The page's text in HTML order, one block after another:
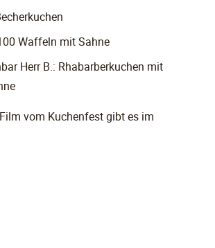
Waffeln mit Sahne
Herr B.: Rhabarberkuchen mit
vom Kuchenfest gibt es im